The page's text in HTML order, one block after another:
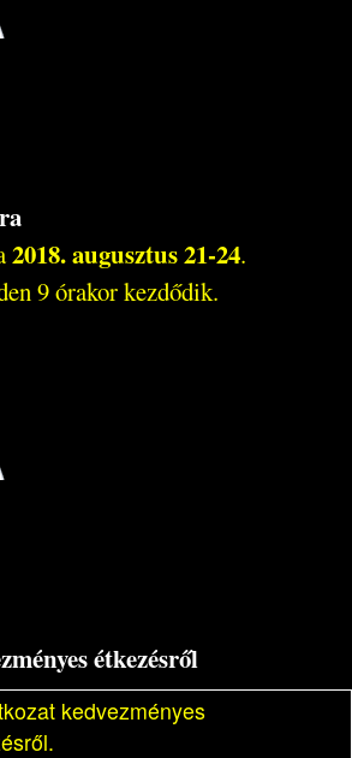
2018. augusztus 21-24.
9 órakor kezdődik.
étkezésről
kedvezményes